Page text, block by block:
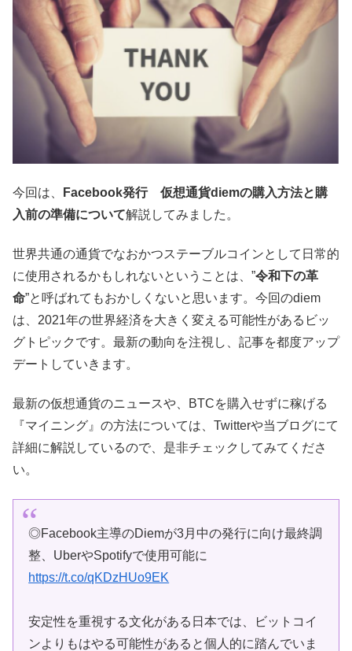
今回は、
Facebook発行 仮想通貨diemの購入方法と購
入前の準備について解説してみました。
世界共通の通貨でなおかつステーブルコインとして日常的
に使用されるかもしれないということは、”令和下の革
命”と呼ばれてもおかしくないと思います。今回のdiem
は、2021年の世界経済を大きく変える可能性があるビッ
グトピックです。最新の動向を注視し、記事を都度アップ
デートしていきます。
最新の仮想通貨のニュースや、BTCを購入せずに稼げる
『マイニング』の方法については、Twitterや当ブログにて
詳細に解説しているので、是非チェックしてみてくださ
い。
◎Facebook主導のDiemが3月中の発行に向け最終調
整、UberやSpotifyで使用可能に
https://t.co/qKDzHUo9EK
安定性を重視する文化がある日本では、ビットコイ
ンよりもはやる可能性があると個人的に踏んでいま